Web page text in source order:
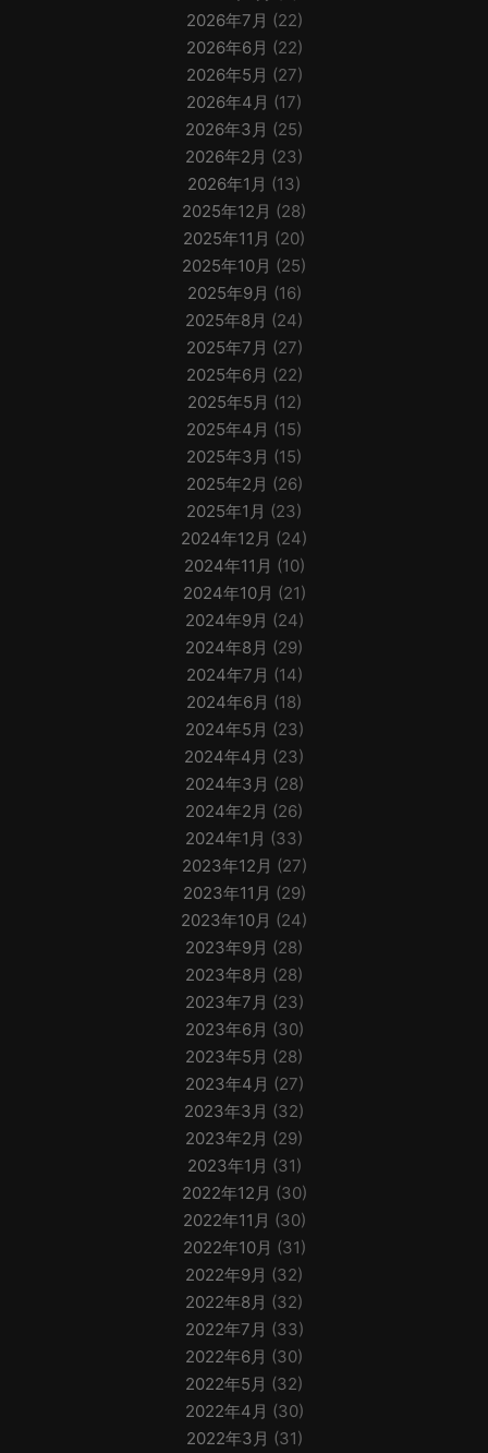
2026年7月 (22)
2026年6月 (22)
2026年5月 (27)
2026年4月 (17)
2026年3月 (25)
2026年2月 (23)
2026年1月 (13)
2025年12月 (28)
2025年11月 (20)
2025年10月 (25)
2025年9月 (16)
2025年8月 (24)
2025年7月 (27)
2025年6月 (22)
2025年5月 (12)
2025年4月 (15)
2025年3月 (15)
2025年2月 (26)
2025年1月 (23)
2024年12月 (24)
2024年11月 (10)
2024年10月 (21)
2024年9月 (24)
2024年8月 (29)
2024年7月 (14)
2024年6月 (18)
2024年5月 (23)
2024年4月 (23)
2024年3月 (28)
2024年2月 (26)
2024年1月 (33)
2023年12月 (27)
2023年11月 (29)
2023年10月 (24)
2023年9月 (28)
2023年8月 (28)
2023年7月 (23)
2023年6月 (30)
2023年5月 (28)
2023年4月 (27)
2023年3月 (32)
2023年2月 (29)
2023年1月 (31)
2022年12月 (30)
2022年11月 (30)
2022年10月 (31)
2022年9月 (32)
2022年8月 (32)
2022年7月 (33)
2022年6月 (30)
2022年5月 (32)
2022年4月 (30)
2022年3月 (31)